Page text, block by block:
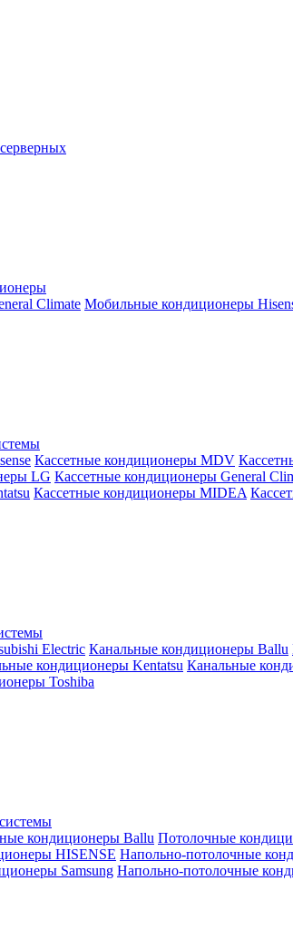
Climate Мобильные кондиционеры
Кассетные кондиционеры MDV
LG Кассетные кондиционеры General
Кассетные кондиционеры MIDEA
Electric Канальные кондиционеры Ballu
кондиционеры Kentatsu Канальные
Toshiba
кондиционеры Ballu Потолочные
HISENSE Напольно-потолочные
Samsung Напольно-потолочные